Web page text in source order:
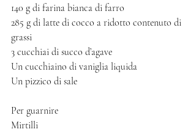
140 g di farina bianca di farro
285 g di latte di cocco a ridotto contenuto di
grassi
3 cucchiai di succo d’agave
Un cucchiaino di vaniglia liquida
Un pizzico di sale
Per guarnire
Mirtilli